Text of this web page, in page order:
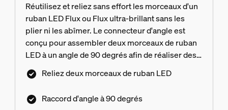
Réutilisez et reliez sans effort les morceaux d'un
ruban LED Flux ou Flux ultra-brillant sans les
plier ni les abîmer. Le connecteur d'angle est
conçu pour assembler deux morceaux de ruban
LED à un angle de 90 degrés afin de réaliser des
angles au plafond, d'habiller le dessous des
meubles et de souligner les cadres et les miroirs,
l'éclairage.
Reliez deux morceaux de ruban LED
Raccord d'angle à 90 degrés